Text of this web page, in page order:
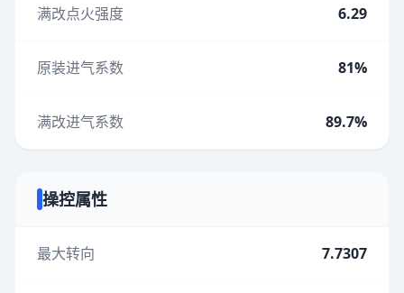
满改点火强度 6.29
原装进气系数 81%
满改进气系数 89.7%
操控属性
最大转向 7.7307